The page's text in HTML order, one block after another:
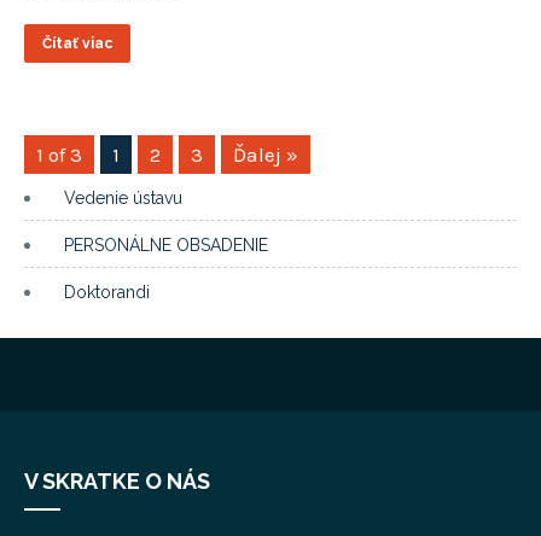
Čítať viac
1 of 3 1 2 3 Ďalej »
Vedenie ústavu
PERSONÁLNE OBSADENIE
Doktorandi
V SKRATKE O NÁS